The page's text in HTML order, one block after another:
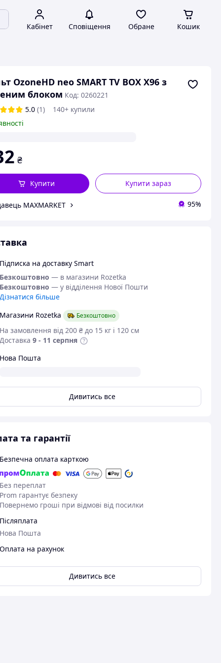
Кабінет Сповіщення Обране Кошик
OzoneHD neo SMART TV BOX X96 з
блоком Код: 0260221
5.0 (1)
140+ купили
₴
Купити зараз
Купити
MAXMARKET 95%
на доставку Smart
— в магазини Rozetka
— у відділення Нової Пошти
більше
Rozetka
Безкоштовно
замовлення від 200 ₴ до 15 кг і 120 см
9 - 11 серпня
Пошта
Дивитись все
та гарантії
оплата карткою
переплат
гарантує безпеку
гроші при відмові від посилки
Пошта
на рахунок
Дивитись все